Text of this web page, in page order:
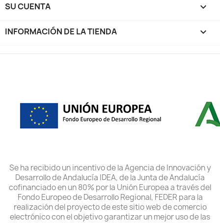
SU CUENTA 
INFORMACIÓN DE LA TIENDA keyboard_arrow_down
Se ha recibido un incentivo de la Agencia de Innovación y
Desarrollo de Andalucía IDEA, de la Junta de Andalucía
cofinanciado en un 80% por la Unión Europea a través del
Fondo Europeo de Desarrollo Regional, FEDER para la
realización del proyecto de este sitio web de comercio
electrónico con el objetivo garantizar un mejor uso de las